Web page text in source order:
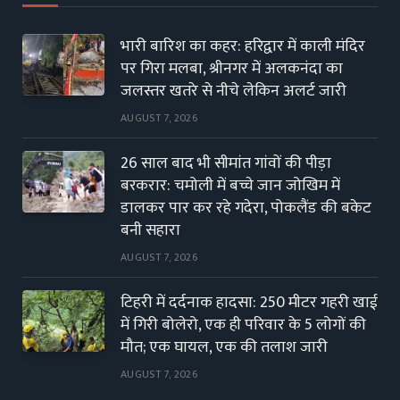
भारी बारिश का कहर: हरिद्वार में काली मंदिर
पर गिरा मलबा, श्रीनगर में अलकनंदा का
जलस्तर खतरे से नीचे लेकिन अलर्ट जारी
AUGUST 7, 2026
26 साल बाद भी सीमांत गांवों की पीड़ा
बरकरार: चमोली में बच्चे जान जोखिम में
डालकर पार कर रहे गदेरा, पोकलैंड की बकेट
बनी सहारा
AUGUST 7, 2026
टिहरी में दर्दनाक हादसा: 250 मीटर गहरी खाई
में गिरी बोलेरो, एक ही परिवार के 5 लोगों की
मौत; एक घायल, एक की तलाश जारी
AUGUST 7, 2026